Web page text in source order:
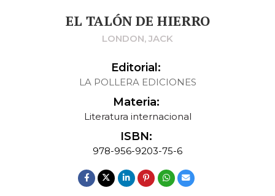
EL TALÓN DE HIERRO
LONDON, JACK
Editorial:
LA POLLERA EDICIONES
Materia:
Literatura internacional
ISBN:
978-956-9203-75-6